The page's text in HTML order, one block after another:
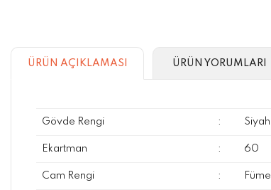
ÜRÜN AÇIKLAMASI ÜRÜN YORUMLARI
Gövde Rengi : Siyah
Ekartman : 60
Cam Rengi : Füme